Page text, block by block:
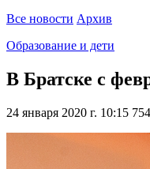
Все новости Архив
Образование и дети
В Братске с
24 января 2020 г. 10:15